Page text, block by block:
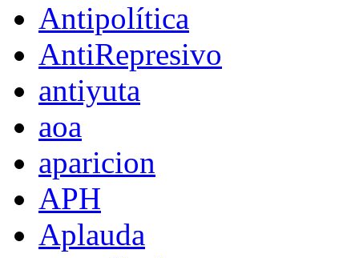
Antipolítica
AntiRepresivo
antiyuta
aoa
aparicion
APH
Aplauda